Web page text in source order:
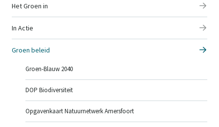
Het Groen in
In Actie
Groen beleid
Groen-Blauw 2040
DOP Biodiversiteit
Opgavenkaart Natuurnetwerk Amersfoort